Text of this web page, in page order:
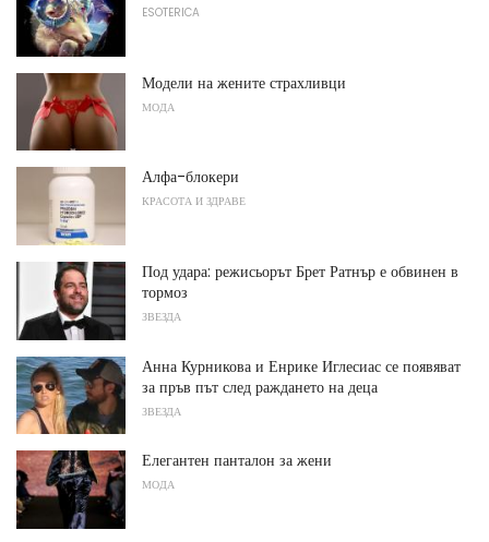
ESOTERICA
Модели на жените страхливци
МОДА
Алфа-блокери
КРАСОТА И ЗДРАВЕ
Под удара: режисьорът Брет Ратнър ​​е обвинен в
тормоз
ЗВЕЗДА
Анна Курникова и Енрике Иглесиас се появяват
за пръв път след раждането на деца
ЗВЕЗДА
Елегантен панталон за жени
МОДА